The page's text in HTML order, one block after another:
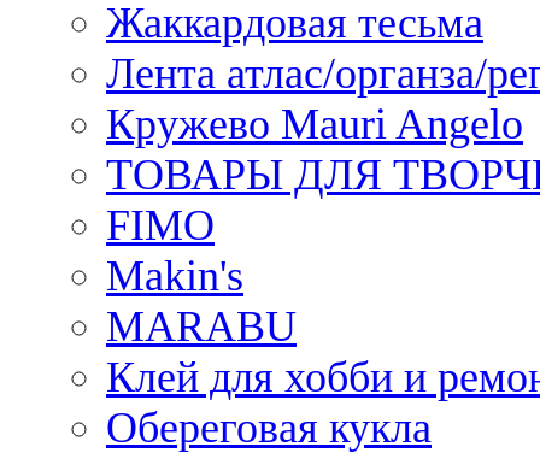
Жаккардовая тесьма
Лента атлас/органза/
Кружево Mauri Angelo
ТОВАРЫ ДЛЯ
FIMO
Makin's
MARABU
Клей для хобби и
Обереговая кукла